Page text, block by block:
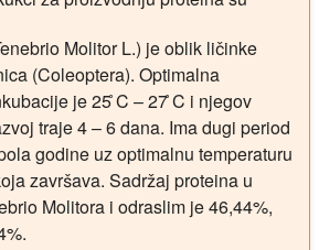
Molitor L.) je oblik ličinke
(Coleoptera). Optimalna
je 25 ̊C – 27 ̊C i njegov
traje 4 – 6 dana. Ima dugi period
godine uz optimalnu temperaturu
završava. Sadržaj proteina u
Molitora i odraslim je 46,44%,